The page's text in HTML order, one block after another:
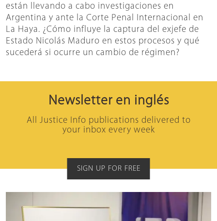
están llevando a cabo investigaciones en
Argentina y ante la Corte Penal Internacional en
La Haya. ¿Cómo influye la captura del exjefe de
Estado Nicolás Maduro en estos procesos y qué
sucederá si ocurre un cambio de régimen?
Newsletter en inglés
All Justice Info publications delivered to
your inbox every week
SIGN UP FOR FREE